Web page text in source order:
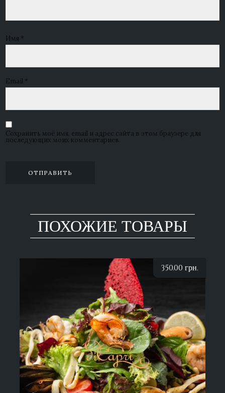
Имя *
Email *
Сохранить моё имя, email и адрес сайта в этом браузере для
последующих моих комментариев.
ПОХОЖИЕ ТОВАРЫ
350.00 грн.